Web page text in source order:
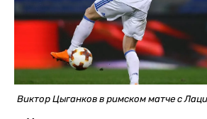
Виктор Цыганков в римском матче с